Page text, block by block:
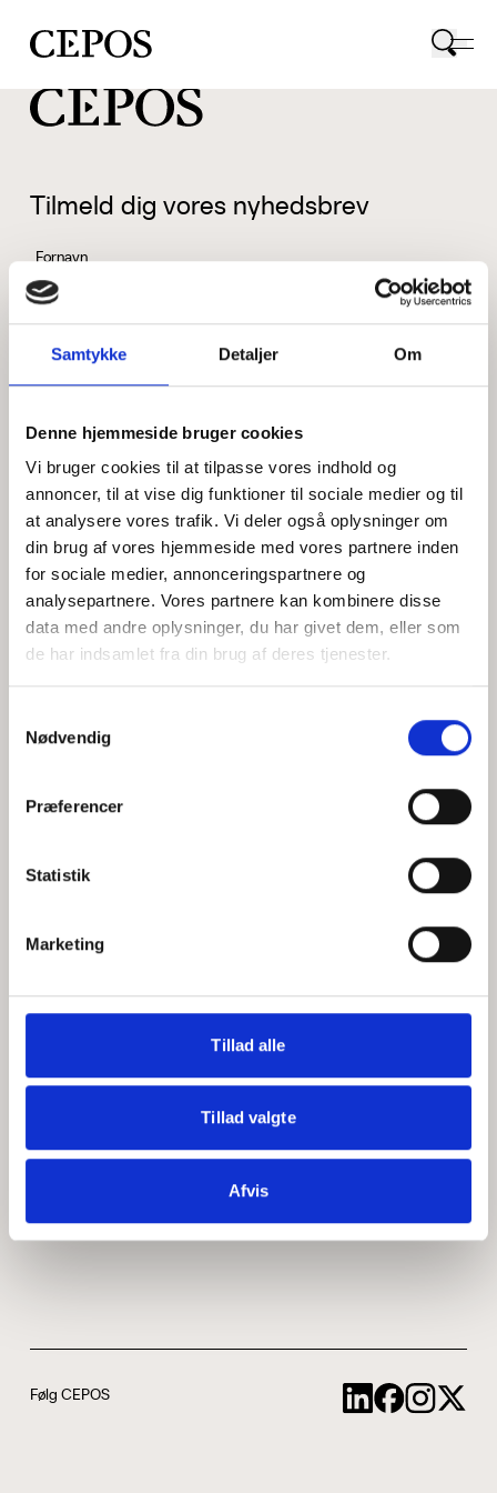
Samtykke Detaljer Om
Denne hjemmeside bruger cookies
Vi bruger cookies til at tilpasse vores indhold og
annoncer, til at vise dig funktioner til sociale medier og til
at analysere vores trafik. Vi deler også oplysninger om
din brug af vores hjemmeside med vores partnere inden
for sociale medier, annonceringspartnere og
analysepartnere. Vores partnere kan kombinere disse
data med andre oplysninger, du har givet dem, eller som
de har indsamlet fra din brug af deres tjenester.
Nødvendig
Præferencer
Statistik
Marketing
Tillad alle
Tillad valgte
Afvis
CEPOS logo
Tilmeld dig vores nyhedsbrev
Fornavn
Efternavn
Jeg accepterer behandlingen af mine personoplysninger i
henhold tilprivatlivspolitikken
Hvem er CEPOS
Medarbejdere
ABCepos
Podcast
Følg CEPOS